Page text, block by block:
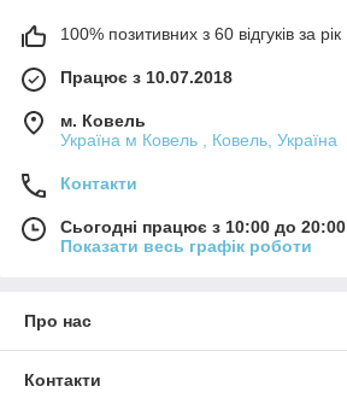
100% позитивних з 60 відгуків за рік
Працює з 10.07.2018
м. Ковель
Україна м Ковель , Ковель, Україна
Контакти
Сьогодні працює з 10:00 до 20:00
Показати весь графік роботи
Про нас
Контакти